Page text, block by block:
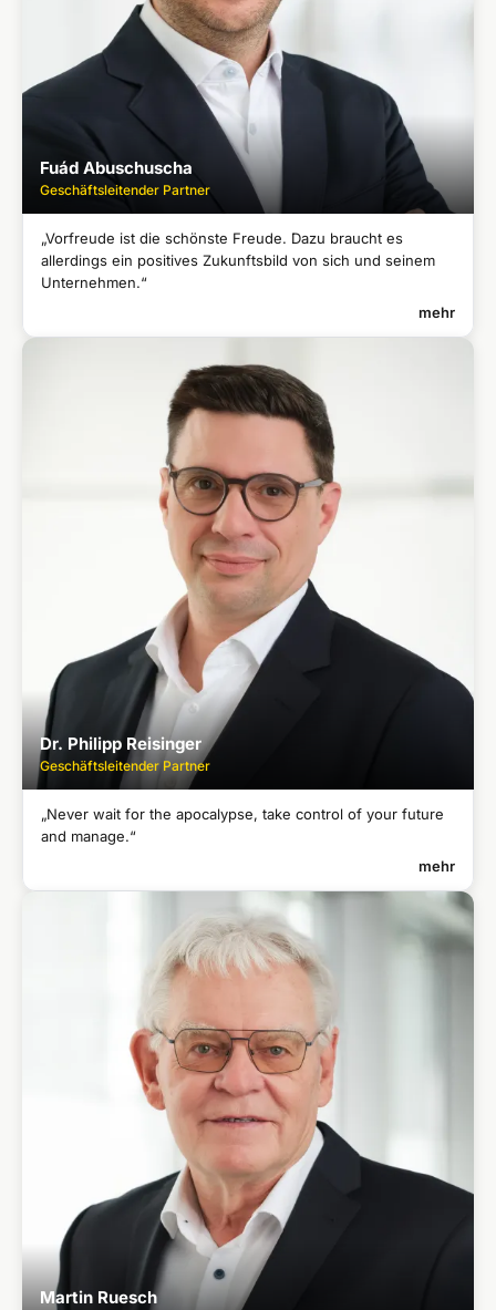
Diplom-Betriebswirt, Absolvent des International Management
Programms am INSEAD, Fontainebleau
Fuád Abuschuscha
Geschäftsleitender Partner
„Vorfreude ist die schönste Freude. Dazu braucht es
allerdings ein positives Zukunftsbild von sich und seinem
Unternehmen.“
mehr
FUÁD ABUSCHUSCHA
Geschäftsleitender Partner
Studium der Mathematik an der Technischen Universität
Abschluss als Diplomkaufmann an der Universität Mainz
Staatlich geprüfter Rettungsassistent und
Kriseninterventionsberater
Dr. Philipp Reisinger
Geschäftsleitender Partner
„Never wait for the apocalypse, take control of your future
and manage.“
mehr
DR. PHILIPP REISINGER
Geschäftsleitender Partner
Honorardozent an der Fresenius University of Applied Sciences
Assistant Professor an der Ludwig-Maximilians-Universität
Promoviert in systematischer Theologie und Kirchenrecht an der
Studium in Rom, Feldkirch und München
Martin Ruesch